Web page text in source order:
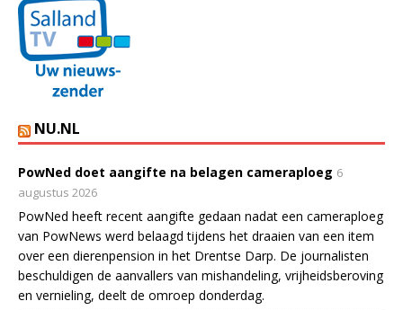
NU.NL
PowNed doet aangifte na belagen cameraploeg 6
augustus 2026
PowNed heeft recent aangifte gedaan nadat een cameraploeg
van PowNews werd belaagd tijdens het draaien van een item
over een dierenpension in het Drentse Darp. De journalisten
beschuldigen de aanvallers van mishandeling, vrijheidsberoving
en vernieling, deelt de omroep donderdag.